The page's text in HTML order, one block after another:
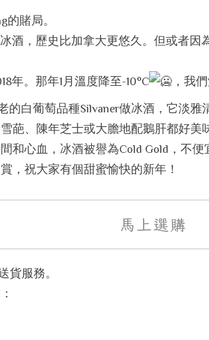
的賭局。
酒，歷史比加拿大更悠久。但或者因
年。那年1月溫度降至-10°C
，我
的白葡萄品種Silvaner做冰酒，它淡
葩、陳年芝士或大膽地配鵝肝都好美
和心血，冰酒被譽為Cold Gold，不
，祝大家有個甜蜜愉快的新年！
馬上選購
貨服務。